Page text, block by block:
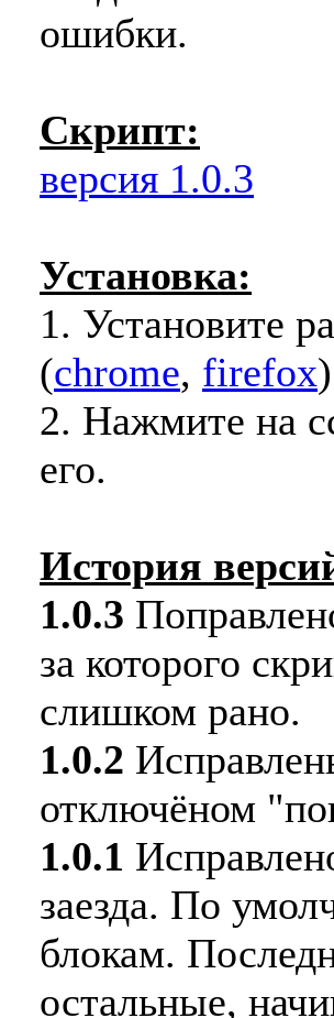
ошибки.
Скрипт:
версия 1.0.3
Установка:
1. Установите
(chrome, firefox
2. Нажмите на
его.
История
1.0.3
за которого
слишком рано.
1.0.2
отключёном
1.0.1
заезда. По
блокам.
остальные,